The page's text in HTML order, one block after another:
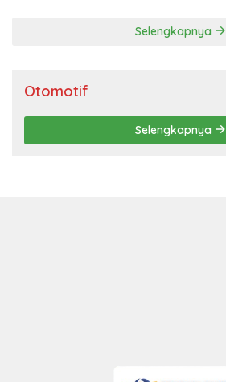
Selengkapnya
Otomotif
Selengkapnya